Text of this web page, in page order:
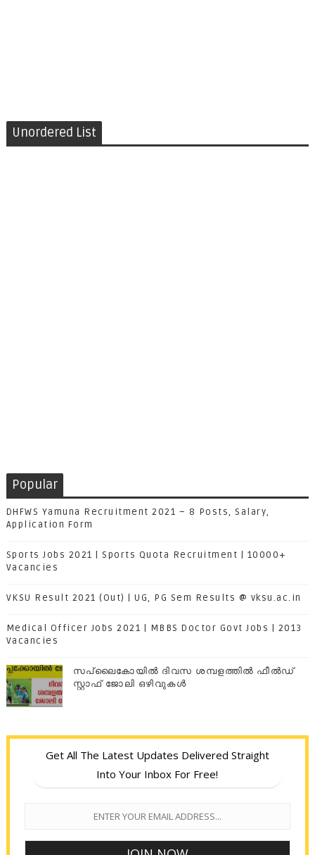
Unordered List
Popular
DHFWS Yamuna Recruitment 2021 – 8 Posts, Salary,
Application Form
Sports Jobs 2021 | Sports Quota Recruitment | 10000+
Vacancies
VKSU Result 2021 (Out) | UG, PG Sem Results @ vksu.ac.in
Medical Officer Jobs 2021 | MBBS Doctor Govt Jobs | 2013
Vacancies
സപ്ലൈകോയില്‍ ദിവസ ശമ്പളത്തിൽ ഫീല്‍ഡ്
സ്റ്റാഫ് ജോലി ഒഴിവുകൾ
Get All The Latest Updates Delivered Straight
Into Your Inbox For Free!